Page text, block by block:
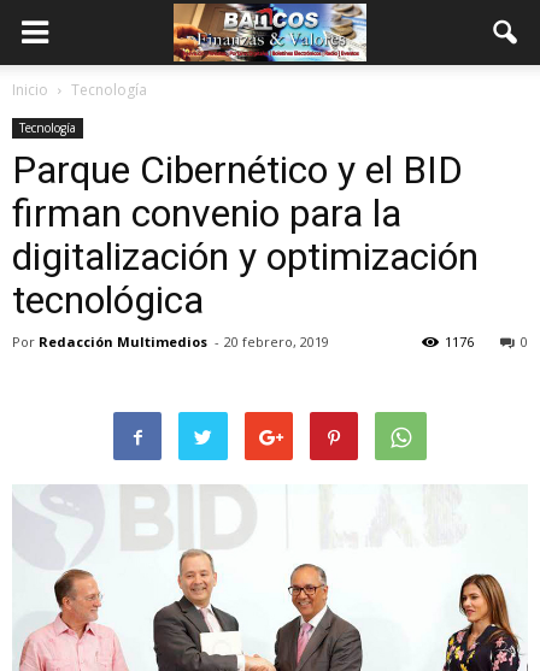
Inicio Tecnología
Tecnología
Parque Cibernético y el BID
firman convenio para la
digitalización y optimización
tecnológica
Por Redacción Multimedios - 20 febrero, 2019 0
1176